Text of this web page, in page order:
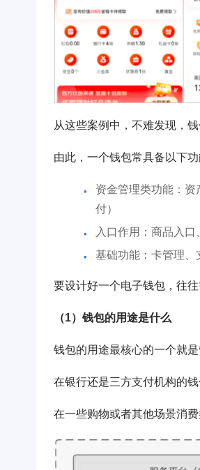
从这些案例中，不难发现，
由此，一个钱包常具备以下功
资金管理类功能：
付）
入口作用：商品入
基础功能：卡管理、
要设计好一个电子钱包，往
（1）钱包的用途是什么
钱包的用途最核心的一个就
在银行还是三方支付机构的
在一些购物或者其他场景消